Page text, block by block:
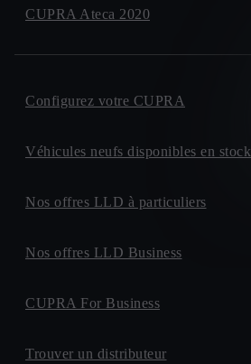
CUPRA Ateca 2020
Configurez votre CUPRA
Véhicules neufs disponibles en stock
Nos offres LLD à particuliers
Nos offres LLD Business
CUPRA For Business
Trouver un distributeur